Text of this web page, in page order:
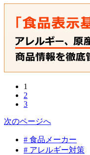
1
2
3
次のページへ
# 食品メーカー
# アレルギー対策